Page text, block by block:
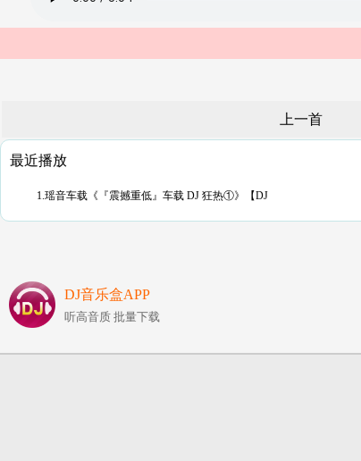
上一首
最近播放
1.瑶音车载《『震撼重低』车载 DJ 狂热①》【DJ
DJ音乐盒APP
听高音质 批量下载